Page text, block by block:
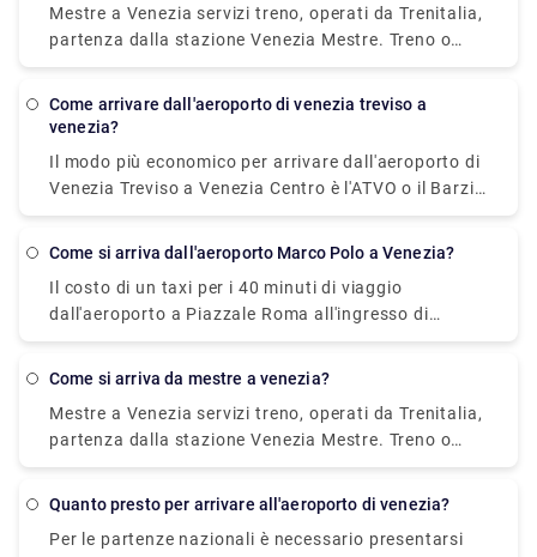
Mestre a Venezia servizi treno, operati da Trenitalia,
partenza dalla stazione Venezia Mestre. Treno o
autobus da Mestre a Venezia? Il modo migliore per
11 min e costa €1 - €35. In alternativa, puoi
min.
come arrivare dall'aeroporto di venezia treviso a
venezia?
Il modo più economico per arrivare dall'aeroporto di
Venezia Treviso a Venezia Centro è l'ATVO o il Barzi
Shuttle. Il viaggio dura circa 45 minuti e costa €
euro, tuttavia è incredibilmente conveniente
impiegando circa 30 minuti e può ospitare fino a
quattro passeggeri.
Come si arriva dall'aeroporto Marco Polo a Venezia?
Il costo di un taxi per i 40 minuti di viaggio
dall'aeroporto a Piazzale Roma all'ingresso di
Venezia è di circa 80 euro.
come si arriva da mestre a venezia?
Mestre a Venezia servizi treno, operati da Trenitalia,
partenza dalla stazione Venezia Mestre. Treno o
autobus da Mestre a Venezia? Il modo migliore per
11 min e costa €1 - €35. In alternativa, puoi
prendere l'autobus, che costa €0 - €8 e impiega 12
quanto presto per arrivare all'aeroporto di venezia?
Per le partenze nazionali è necessario presentarsi